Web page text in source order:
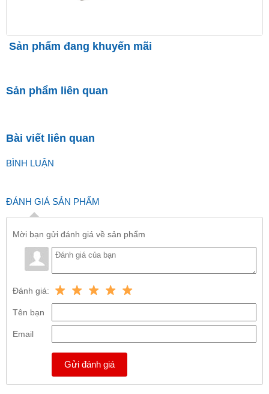
Sản phẩm đang khuyến mãi
Sản phẩm liên quan
Bài viết liên quan
BÌNH LUẬN
ĐÁNH GIÁ SẢN PHẨM
Mời bạn gửi đánh giá về sản phẩm
Đánh giá:
Tên bạn
Email
Gửi đánh giá